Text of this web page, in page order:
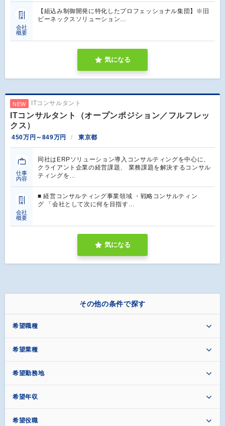
会社
概要
【組込み制御開発に特化したプロフェッショナル集団】※旧
ビーネックスソリューション…
気になる
NEW ITコンサルタント
ITコンサルタント（オープンポジション／フルフレッ
クス）
450万円～849万円 東京都
仕事
内容
同社はERPソリューション導入コンサルティングを中心に、
クライアント企業の経営課題、 業務課題を解決するコンサル
ティングを…
会社
概要
■ 経営コンサルティング事業領域 ・戦略コンサルティン
グ 「会社として次に何を目指す…
気になる
その他の条件で探す
希望職種
希望業種
希望勤務地
希望年収
希望役職